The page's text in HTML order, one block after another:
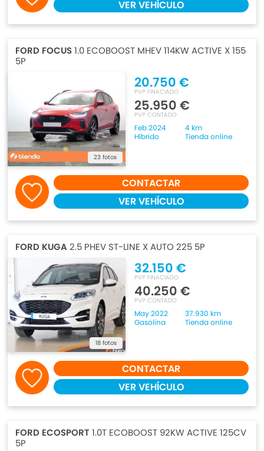
VER VEHÍCULO
FORD FOCUS1.0 ECOBOOST MHEV 114KW ACTIVE X 155
5P
23 fotos
20.750 €
PVP FINACIADO
25.950 €
PVP CONTADO
Feb 2024
4 km
Híbrido
Tienda online
CONTACTAR
VER VEHÍCULO
FORD KUGA2.5 PHEV ST-LINE X AUTO 225 5P
18 fotos
32.150 €
PVP FINACIADO
40.250 €
PVP CONTADO
May 2022
37.930 km
Gasolina
Tienda online
CONTACTAR
VER VEHÍCULO
FORD ECOSPORT1.0T ECOBOOST 92KW ACTIVE 125CV
5P